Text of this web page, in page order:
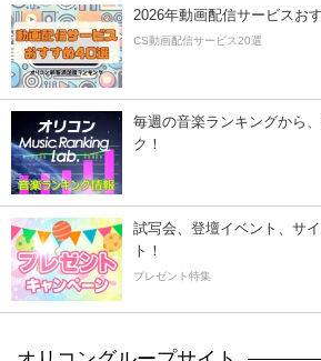
2026年動画配信サービスお
CS動画配信サービス20選
毎週の音楽ランキングから
ク！
試写会、登壇イベント、サ
ト！
プレゼント特集